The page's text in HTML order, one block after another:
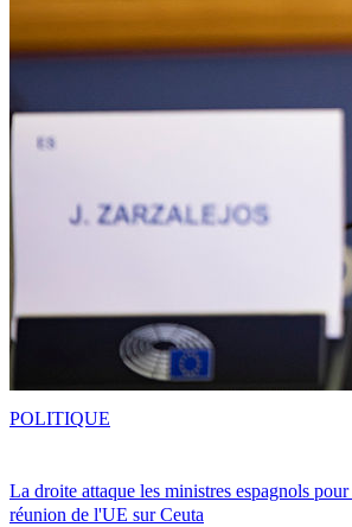
La droite attaque les ministres espagnols
réunion de l'UE sur Ceuta
POLITIQUE